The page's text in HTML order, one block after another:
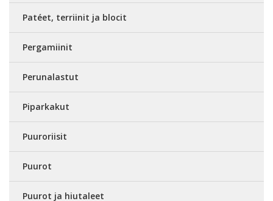
Patéet, terriinit ja blocit
Pergamiinit
Perunalastut
Piparkakut
Puuroriisit
Puurot
Puurot ja hiutaleet